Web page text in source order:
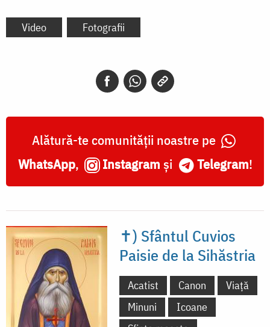
Video Fotografii
Alătură-te comunității noastre pe
WhatsApp, Instagram și Telegram!
✝) Sfântul Cuvios
Paisie de la Sihăstria
Acatist Canon
Viață
Minuni
Icoane